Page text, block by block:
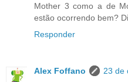
Mother 3 como a de
estão ocorrendo bem?
Responder
Alex Foffano
23 de